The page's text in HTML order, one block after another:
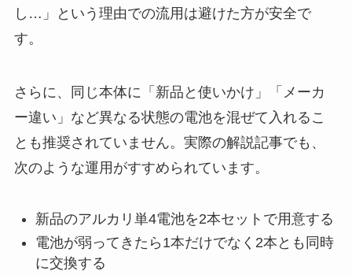
し…」という理由での流用は避けた方が安全で
す。
さらに、同じ本体に「新品と使いかけ」「メーカ
ー違い」など異なる状態の電池を混ぜて入れるこ
とも推奨されていません。実際の解説記事でも、
次のような運用がすすめられています。
新品のアルカリ単4電池を2本セットで用意する
電池が弱ってきたら1本だけでなく2本とも同時
に交換する